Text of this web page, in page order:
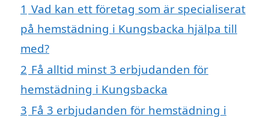
1 Vad kan ett företag som är specialiserat
på hemstädning i Kungsbacka hjälpa till
med?
2 Få alltid minst 3 erbjudanden för
hemstädning i Kungsbacka
3 Få 3 erbjudanden för hemstädning i